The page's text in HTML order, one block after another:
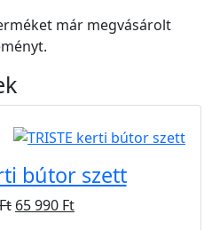
már megvásárolt
bútor szett
Ft 65 990 Ft